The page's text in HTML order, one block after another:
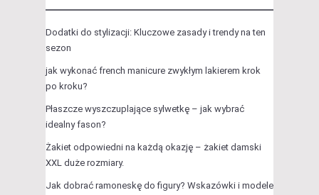
Dodatki do stylizacji: Kluczowe zasady i trendy na ten
sezon
jak wykonać french manicure zwykłym lakierem krok
po kroku?
Płaszcze wyszczuplające sylwetkę – jak wybrać
idealny fason?
Żakiet odpowiedni na każdą okazję – żakiet damski
XXL duże rozmiary.
Jak dobrać ramoneskę do figury? Wskazówki i modele